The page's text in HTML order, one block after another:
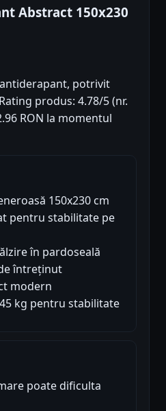
Abstract 150x230
potrivit
produs: 4.78/5 (nr.
RON la momentul
150x230 cm
pentru stabilitate pe
în pardoseală
întreținut
modern
kg pentru stabilitate
poate dificulta